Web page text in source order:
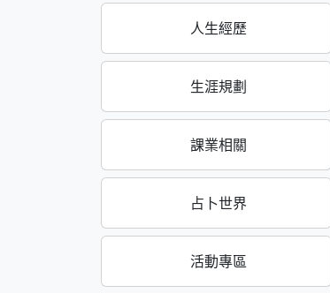
人生經歷
生涯規劃
課業相關
占卜世界
活動專區